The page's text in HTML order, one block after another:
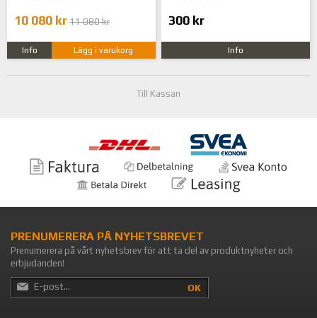
10 080 kr 11 080 kr
Info Lägg i varukorg
300 kr
Info
Till Kassan
PRENUMERERA PÅ NYHETSBREVET
Prenumerera på vårt nyhetsbrev för att ta del av produktnyheter och
erbjudanden!
OK